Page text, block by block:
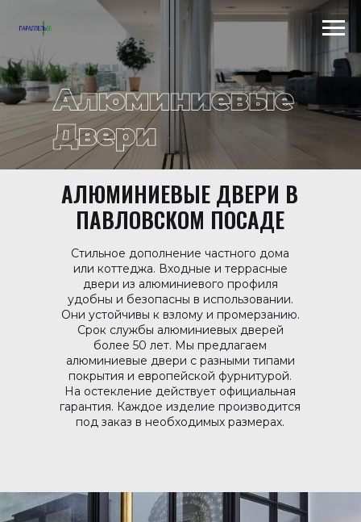
Scroll to top →
АЛЮМИНИЕВЫЕ ДВЕРИ В
ПАВЛОВСКОМ ПОСАДЕ
Стильное дополнение частного дома
или коттеджа. Входные и террасные
двери из алюминиевого профиля
удобны и безопасны в использовании.
Они устойчивы к взлому и промерзанию.
Срок службы алюминиевых дверей
более 50 лет. Мы предлагаем
алюминиевые двери с разными типами
покрытия и европейской фурнитурой.
На остекление действует официальная
гарантия. Каждое изделие производится
под заказ в необходимых размерах.